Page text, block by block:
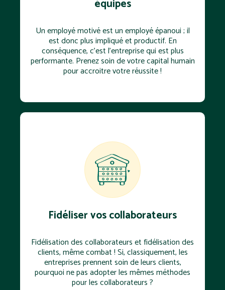
équipes
Un employé motivé est un employé épanoui ; il
est donc plus impliqué et productif. En
conséquence, c'est l'entreprise qui est plus
performante. Prenez soin de votre capital humain
pour accroitre votre réussite !
Fidéliser vos collaborateurs
Fidélisation des collaborateurs et fidélisation des
clients, même combat ! Si, classiquement, les
entreprises prennent soin de leurs clients,
pourquoi ne pas adopter les mêmes méthodes
pour les collaborateurs ?